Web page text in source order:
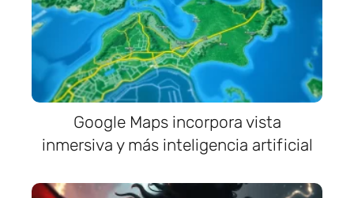
Google Maps incorpora vista
inmersiva y más inteligencia artificial